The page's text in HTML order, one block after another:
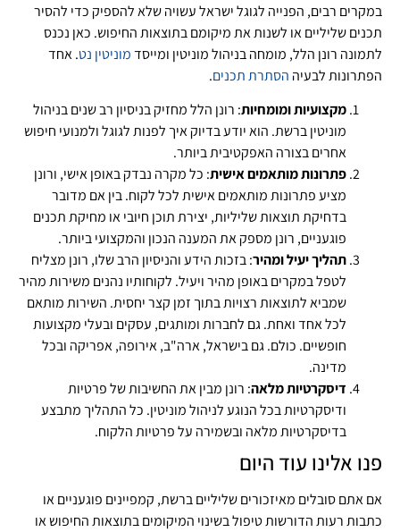
במקרים רבים, הפנייה לגוגל ישראל עשויה שלא להספיק כדי להסיר
תכנים שליליים או לשנות את מיקומם בתוצאות החיפוש. כאן נכנס
לתמונה רונן הלל, מומחה בניהול מוניטין ומייסדמוניטין נט. אחד
הפתרונות לבעיה הסתרת תכנים.
מקצועיות ומומחיות: רונן הלל מחזיק בניסיון רב שנים בניהול
מוניטין ברשת. הוא יודע בדיוק איך לפנות לגוגל ולמנועי חיפוש
אחרים בצורה האפקטיבית ביותר.
פתרונות מותאמים אישית: כל מקרה נבדק באופן אישי, ורונן
מציע פתרונות מותאמים אישית לכל לקוח. בין אם מדובר
בדחיקת תוצאות שליליות, יצירת תוכן חיובי או מחיקת תכנים
פוגעניים, רונן מספק את המענה הנכון והמקצועי ביותר.
תהליך יעיל ומהיר: בזכות הידע והניסיון הרב שלו, רונן מצליח
לטפל במקרים באופן מהיר ויעיל. לקוחותיו נהנים משירות מהיר
שמביא לתוצאות רצויות בתוך זמן קצר יחסית. השירות מותאם
לכל אחד ואחת. גם לחברות ומותגים, עסקים ובעלי מקצועות
חופשיים. כולם. גם בישראל, ארה"ב, אירופה, אפריקה ובכל
מדינה.
דיסקרטיות מלאה: רונן מבין את החשיבות של פרטיות
ודיסקרטיות בכל הנוגע לניהול מוניטין. כל התהליך מתבצע
בדיסקרטיות מלאה ובשמירה על פרטיות הלקוח.
פנו אלינו עוד היום
אם אתם סובלים מאיזכורים שליליים ברשת, קמפיינים פוגעניים או
כתבות רעות הדורשות טיפול בשינוי המיקומים בתוצאות החיפוש או